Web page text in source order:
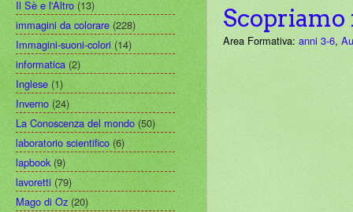
Area Formativa: anni 3-6,
Il Sè e l'Altro (13)
immagini da colorare (228)
Immagini-suoni-colori (14)
informatica (2)
Inglese (1)
Inverno (24)
La Conoscenza del mondo (50)
laboratorio scientifico (6)
lapbook (9)
lavoretti (79)
Mago di Oz (20)